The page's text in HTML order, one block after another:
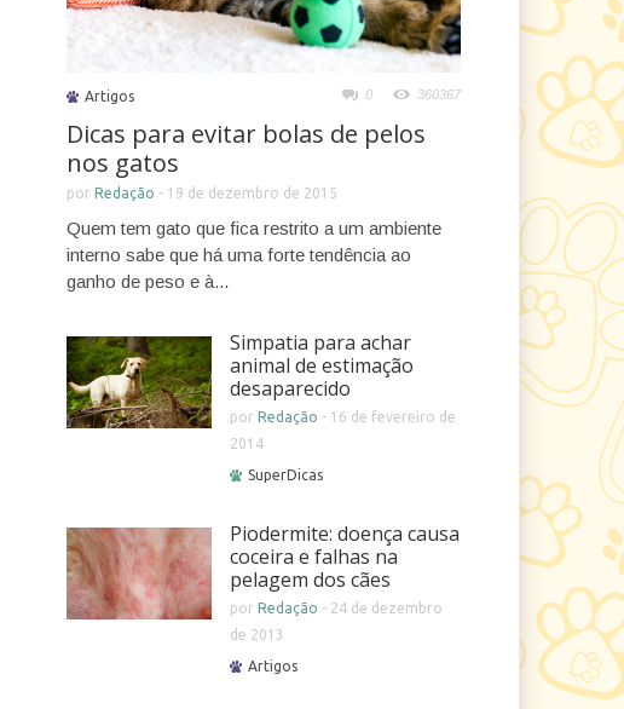
Artigos 0 360367
Dicas para evitar bolas de pelos
nos gatos
porRedação - 19 de dezembro de 2015
Quem tem gato que fica restrito a um ambiente
interno sabe que há uma forte tendência ao
ganho de peso e à...
Simpatia para achar
animal de estimação
desaparecido
porRedação - 16 de fevereiro de
2014
SuperDicas
Piodermite: doença causa
coceira e falhas na
pelagem dos cães
porRedação - 24 de dezembro
de 2013
Artigos